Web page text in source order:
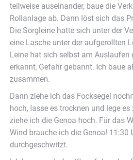
teilweise auseinander, baue die
Rollanlage ab. Dann löst sich das
Die Sorgleine hatte sich unter der
eine Lasche unter der aufgerollten
Leine hat sich selbst am Auslaufen
erkannt, Gefahr gebannt. Ich baue
zusammen.
Dann ziehe ich das Focksegel
hoch, lasse es trocknen und lege
ziehe ich die Genoa hoch. Für das
Wind brauche ich die Genoa! 11:30
durchgeschwitzt.